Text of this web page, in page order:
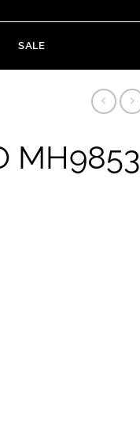
SALE
MH9853